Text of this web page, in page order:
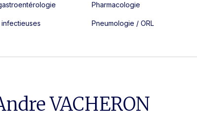
Pharmacologie
Pneumologie / ORL
VACHERON